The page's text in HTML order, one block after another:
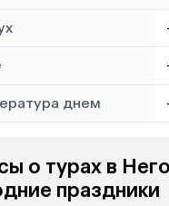
днем
о турах в
праздники